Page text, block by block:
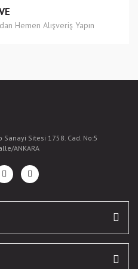
Hemen Alışveriş Yapın
Sanayi Sitesi 1758. Cad. No:5
ANKARA